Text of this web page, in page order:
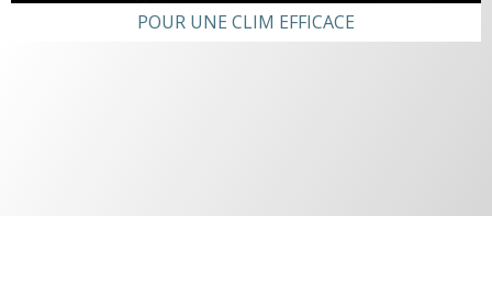
POUR UNE CLIM EFFICACE